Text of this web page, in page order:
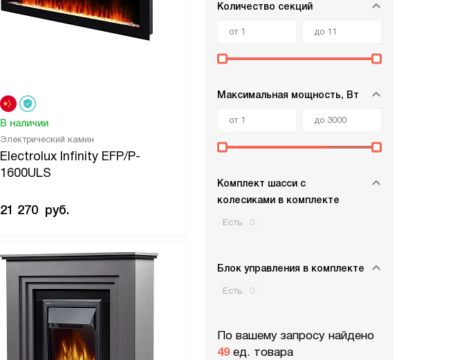
Количество секций
Максимальная мощность, Вт
Комплект шасси с
колесиками в комплекте
Есть 0
Блок управления в комплекте
Есть 0
По вашему запросу найдено
49ед. товара
Электрический камин
Electrolux Infinity EFP/P-
1600ULS
В наличии
21 270 руб.